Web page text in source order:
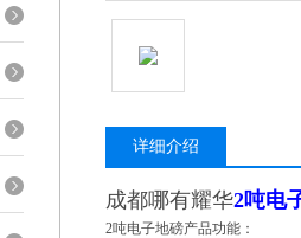
详细介绍
成都哪有耀华2吨电
2吨电子地磅产品功能：